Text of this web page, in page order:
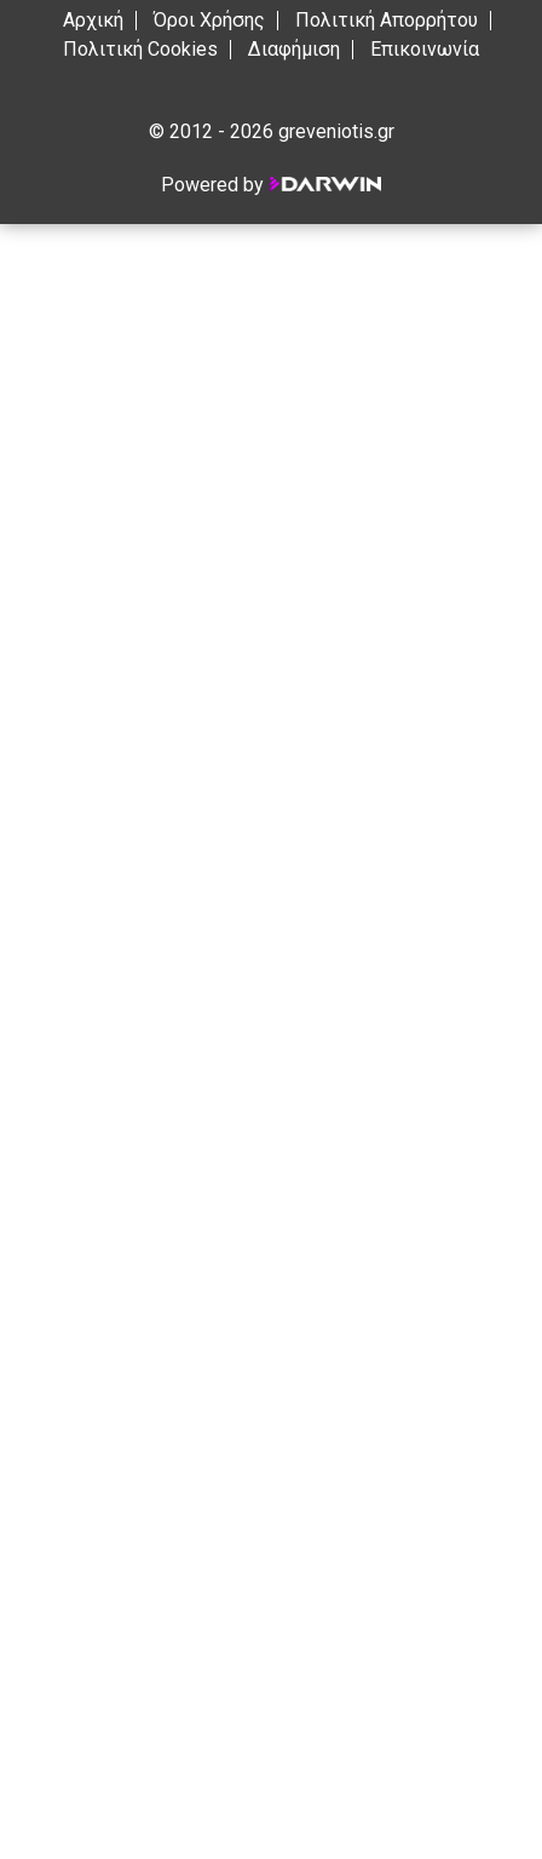
Αρχική Όροι Χρήσης
Πολιτική Απορρήτου
Πολιτική Cookies
Διαφήμιση Επικοινωνία
© 2012 - 2026 greveniotis.gr
Powered by